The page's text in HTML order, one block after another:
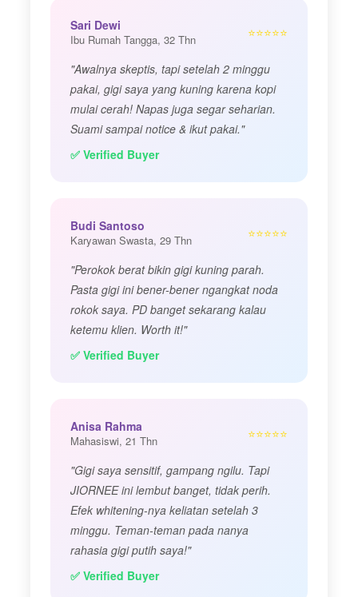
Sari Dewi
Ibu Rumah Tangga, 32 Thn ⭐⭐⭐⭐⭐
"Awalnya skeptis, tapi setelah 2 minggu
pakai, gigi saya yang kuning karena kopi
mulai cerah! Napas juga segar seharian.
Suami sampai notice & ikut pakai."
✅ Verified Buyer
Budi Santoso
Karyawan Swasta, 29 Thn ⭐⭐⭐⭐⭐
"Perokok berat bikin gigi kuning parah.
Pasta gigi ini bener-bener ngangkat noda
rokok saya. PD banget sekarang kalau
ketemu klien. Worth it!"
✅ Verified Buyer
Anisa Rahma
Mahasiswi, 21 Thn ⭐⭐⭐⭐⭐
"Gigi saya sensitif, gampang ngilu. Tapi
JIORNEE ini lembut banget, tidak perih.
Efek whitening-nya keliatan setelah 3
minggu. Teman-teman pada nanya
rahasia gigi putih saya!"
✅ Verified Buyer